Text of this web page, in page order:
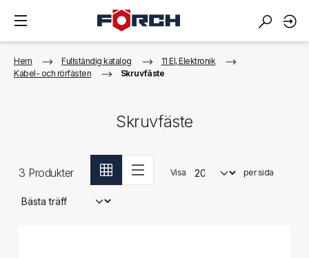
Hem Fullständig katalog
11 El, Elektronik
Kabel- och rörfästen
Skruvfäste
Skruvfäste
3 Produkter Visa per sida